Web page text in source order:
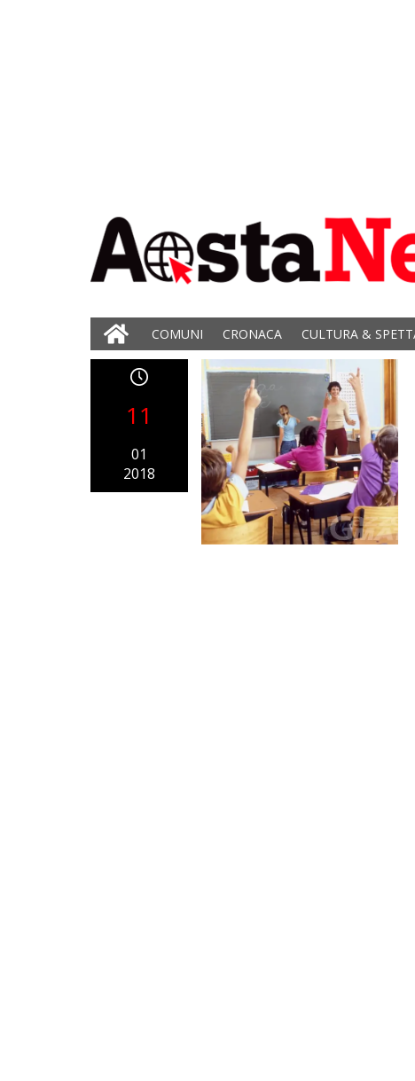
COMUNI CRONACA CULTURA &
11
01
2018